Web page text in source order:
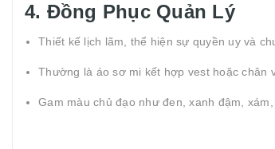
4. Đồng Phục Quản Lý
Thiết kế lịch lãm, thể hiện sự quyền uy và
Thường là áo sơ mi kết hợp vest hoặc chân
Gam màu chủ đạo như đen, xanh đậm,